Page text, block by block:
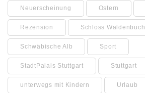
Neuerscheinung Ostern
Rezension Schloss Waldenbuch
Schwäbische Alb Sport
StadtPalais Stuttgart Stuttgart
unterwegs mit Kindern Urlaub